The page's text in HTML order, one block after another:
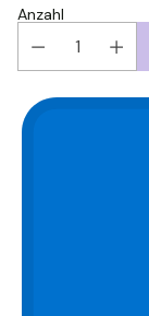
Anzahl